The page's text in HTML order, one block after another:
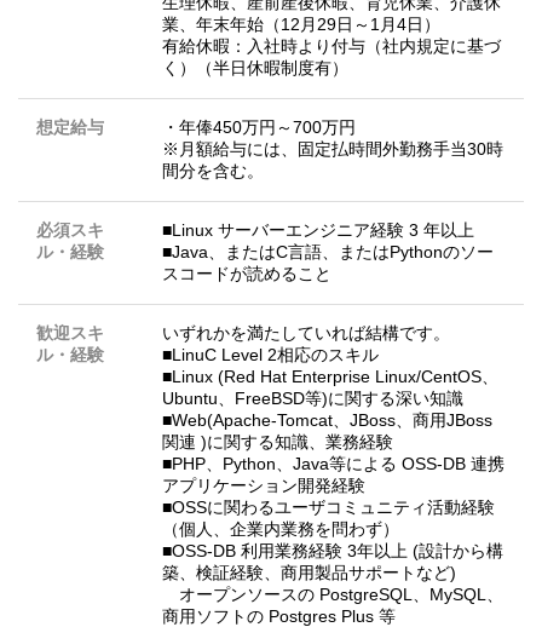
業、年末年始（12月29日～1月4日）
有給休暇：入社時より付与（社内規定に基づ
く）（半日休暇制度有）
想定給与
・年俸450万円～700万円
※月額給与には、固定払時間外勤務手当30時
間分を含む。
必須スキ
ル・経験
■Linux サーバーエンジニア経験 3 年以上
■Java、またはC言語、またはPythonのソー
スコードが読めること
歓迎スキ
ル・経験
いずれかを満たしていれば結構です。
■LinuC Level 2相応のスキル
■Linux (Red Hat Enterprise Linux/CentOS、
Ubuntu、FreeBSD等)に関する深い知識
■Web(Apache-Tomcat、JBoss、商用JBoss
関連 )に関する知識、業務経験
■PHP、Python、Java等による OSS-DB 連携
アプリケーション開発経験
■OSSに関わるユーザコミュニティ活動経験
（個人、企業内業務を問わず）
■OSS-DB 利用業務経験 3年以上 (設計から構
築、検証経験、商用製品サポートなど)
オープンソースの PostgreSQL、MySQL、
商用ソフトの Postgres Plus 等